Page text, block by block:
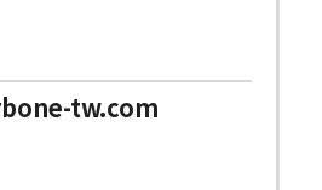
tw.com